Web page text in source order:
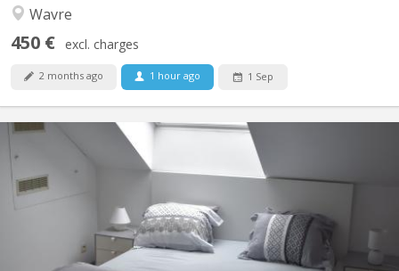
Wavre
450 € excl. charges
2 months ago 1 hour ago 1 Sep
maison bourgeoise 3 niveaux : au rez le propriétaire colocataire,
au 1er et 2ème colocataires étudiants 230 m2 à disposition!! , 4
ch au 1er, 2 salles de bain , une salle de douche , 2 wc, au 2 ème
, 3 chambres 1 salle de douche wc et lavabo, un Grand, d living 2
grands canapés 2 fauteuils pour...